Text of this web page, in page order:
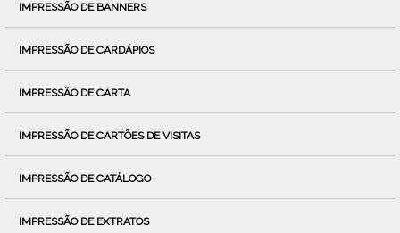
IMPRESSÃO DE BANNERS
IMPRESSÃO DE CARDÁPIOS
IMPRESSÃO DE CARTA
IMPRESSÃO DE CARTÕES DE VISITAS
IMPRESSÃO DE CATÁLOGO
IMPRESSÃO DE EXTRATOS